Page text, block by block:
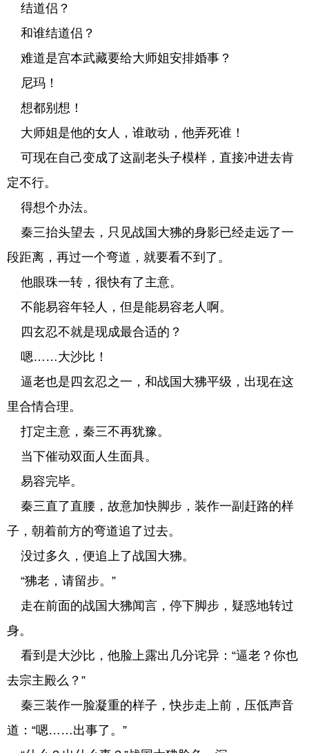
结道侣？
和谁结道侣？
难道是宫本武藏要给大师姐安排婚事？
尼玛！
想都别想！
大师姐是他的女人，谁敢动，他弄死谁！
可现在自己变成了这副老头子模样，直接冲进去肯
定不行。
得想个办法。
秦三抬头望去，只见战国大狒的身影已经走远了一
段距离，再过一个弯道，就要看不到了。
他眼珠一转，很快有了主意。
不能易容年轻人，但是能易容老人啊。
四玄忍不就是现成最合适的？
嗯……大沙比！
逼老也是四玄忍之一，和战国大狒平级，出现在这
里合情合理。
打定主意，秦三不再犹豫。
当下催动双面人生面具。
易容完毕。
秦三直了直腰，故意加快脚步，装作一副赶路的样
子，朝着前方的弯道追了过去。
没过多久，便追上了战国大狒。
“狒老，请留步。”
走在前面的战国大狒闻言，停下脚步，疑惑地转过
身。
看到是大沙比，他脸上露出几分诧异：“逼老？你也
去宗主殿么？”
秦三装作一脸凝重的样子，快步走上前，压低声音
道：“嗯……出事了。”